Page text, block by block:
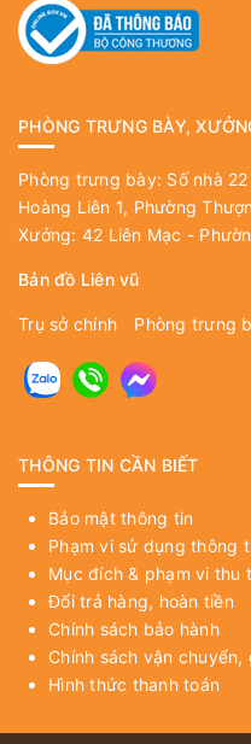
PHÒNG TRƯNG BÀY,
Phòng trưng bày: Số nhà
Hoàng Liên 1, Phường
Xưởng: 42 Liên Mạc -
Bản đồ Liên vũ
Trụ sở chính Phòng trưng
THÔNG TIN CẦN BIẾT
Bảo mật thông tin
Phạm vi sử dụng thông
Mục đích & phạm vi thu
Đổi trả hàng, hoàn tiền
Chính sách bảo hành
Chính sách vận chuyển,
Hình thức thanh toán